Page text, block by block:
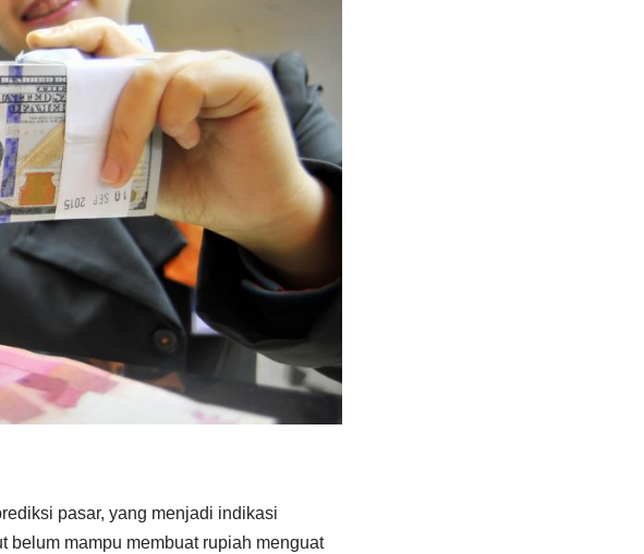
pasar, yang menjadi indikasi
belum mampu membuat rupiah menguat